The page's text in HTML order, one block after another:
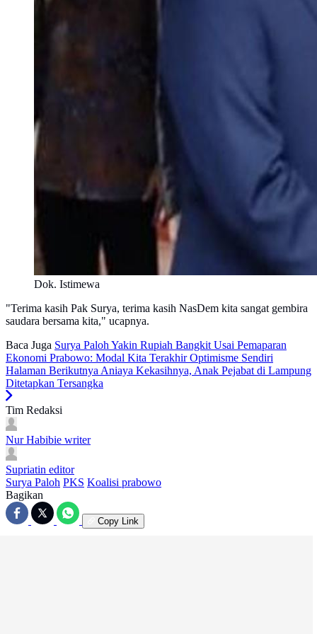
Dok. Istimewa
"Terima kasih Pak Surya, terima kasih NasDem kita sangat gembira
saudara bersama kita," ucapnya.
Baca Juga Surya Paloh Yakin Rupiah Bangkit Usai Pemaparan
Ekonomi Prabowo: Modal Kita Terakhir Optimisme Sendiri
Halaman Berikutnya Aniaya Kekasihnya, Anak Pejabat di Lampung
Ditetapkan Tersangka
Tim Redaksi
Nur Habibie writer
Supriatin editor
Surya Paloh PKS Koalisi prabowo
Bagikan
Copy Link